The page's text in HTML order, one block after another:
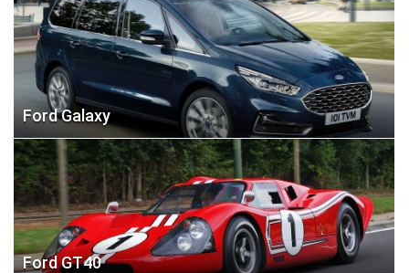
Ford Galaxy
Ford GT40